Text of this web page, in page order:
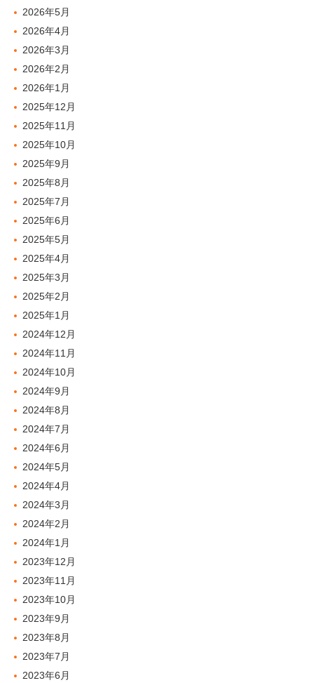
2026年5月
2026年4月
2026年3月
2026年2月
2026年1月
2025年12月
2025年11月
2025年10月
2025年9月
2025年8月
2025年7月
2025年6月
2025年5月
2025年4月
2025年3月
2025年2月
2025年1月
2024年12月
2024年11月
2024年10月
2024年9月
2024年8月
2024年7月
2024年6月
2024年5月
2024年4月
2024年3月
2024年2月
2024年1月
2023年12月
2023年11月
2023年10月
2023年9月
2023年8月
2023年7月
2023年6月